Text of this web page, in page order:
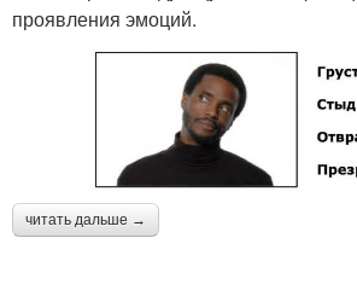
проявления эмоций.
читать дальше →